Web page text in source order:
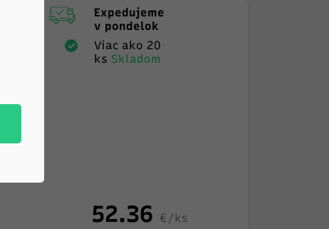
Expedujeme
v pondelok
Viac ako 20
ks Skladom
52.36 €/ks